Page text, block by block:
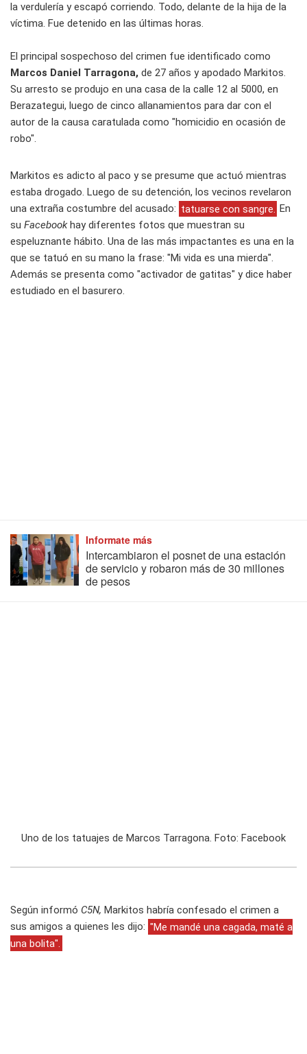
la verdulería y escapó corriendo. Todo, delante de la hija de la
víctima. Fue detenido en las últimas horas.
El principal sospechoso del crimen fue identificado como
Marcos Daniel Tarragona, de 27 años y apodado Markitos.
Su arresto se produjo en una casa de la calle 12 al 5000, en
Berazategui, luego de cinco allanamientos para dar con el
autor de la causa caratulada como "homicidio en ocasión de
robo".
Markitos es adicto al paco y se presume que actuó mientras
estaba drogado. Luego de su detención, los vecinos revelaron
una extraña costumbre del acusado: tatuarse con sangre. En
su Facebookhay diferentes fotos que muestran su
espeluznante hábito. Una de las más impactantes es una en la
que se tatuó en su mano la frase: "Mi vida es una mierda".
Además se presenta como "activador de gatitas" y dice haber
estudiado en el basurero.
Informate más
Intercambiaron el posnet de una estación
de servicio y robaron más de 30 millones
de pesos
Uno de los tatuajes de Marcos Tarragona. Foto: Facebook
Según informó C5N, Markitos habría confesado el crimen a
sus amigos a quienes les dijo: "Me mandé una cagada, maté a
una bolita".